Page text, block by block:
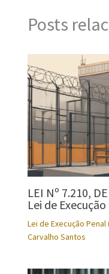
Posts
LEI Nº 7.210,
Lei de
Lei de Execução Penal
Carvalho Santos